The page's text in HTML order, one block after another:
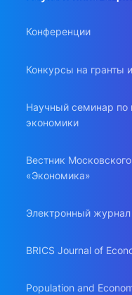
Конференции
Конкурсы на гранты
Научный семинар по
экономики
Вестник
«Экономика»
Электронный журнал
BRICS Journal of
Population and